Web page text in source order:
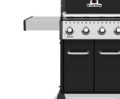
Ειδική θέση
φιάλης.
Πλαϊνή Εστία Baron
Η αγαπημένη σας
μαντεμένιο καυστήρα
εξυπηρετεί ακόμα